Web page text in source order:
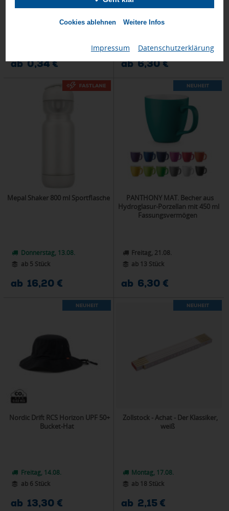
Cookies ablehnen Weitere Infos
Impressum Datenschutzerklärung
ab 0,34 €
ab 13 Stück
ab 6,30 €
Mepal Shaker 800 ml Sportflasche
Donnerstag, 13.08.
ab 5 Stück
ab 16,20 €
PANTHONY MAT. Becher aus
Hydroglasur-Porzellan mit 450 ml
Fassungsvermögen
Freitag, 21.08.
ab 13 Stück
ab 6,30 €
Nordic Drift RCS Horizon UPF 50+
Bucket-Hat
Freitag, 14.08.
ab 6 Stück
ab 13,30 €
Zollstock - Achat - Der Klassiker,
weiß
Montag, 17.08.
ab 18 Stück
ab 2,15 €